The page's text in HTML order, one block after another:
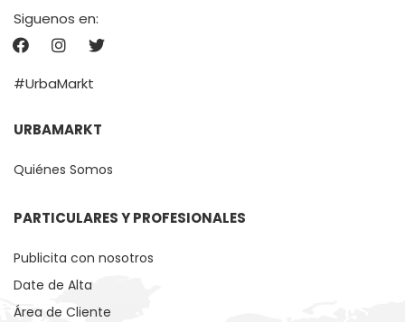
Siguenos en:
#UrbaMarkt
URBAMARKT
Quiénes Somos
PARTICULARES Y PROFESIONALES
Publicita con nosotros
Date de Alta
Área de Cliente